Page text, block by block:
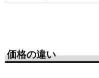
価格の違い